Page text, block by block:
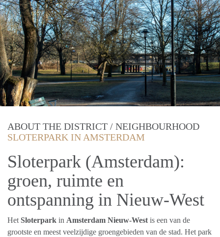
ABOUT THE DISTRICT / NEIGHBOURHOOD
SLOTERPARK IN AMSTERDAM
Sloterpark (Amsterdam):
groen, ruimte en
ontspanning in Nieuw-West
Het Sloterpark in Amsterdam Nieuw-West is een van de
grootste en meest veelzijdige groengebieden van de stad. Het park